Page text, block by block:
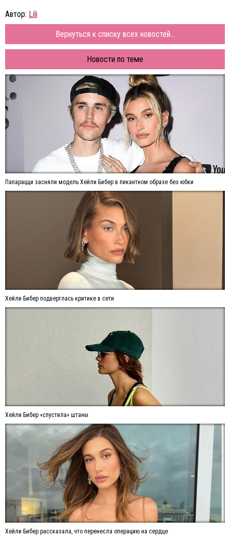
Автор: Lili
Вернуться к списку всех новостей...
Новости по теме
Папарацци засняли модель Хейли Бибер в пикантном образе без юбки
Хейли Бибер подверглась критике в сети
Хейли Бибер «спустила» штаны
Хейли Бибер рассказала, что перенесла операцию на сердце